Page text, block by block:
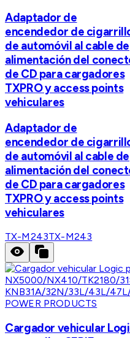
Adaptador de
encendedor de
de automóvil al cable de
alimentación del
de CD para cargadores
TXPRO y access points
vehiculares
Adaptador de
encendedor de
de automóvil al cable de
alimentación del
de CD para cargadores
TXPRO y access points
vehiculares
TX-M243TX-M243
POWER PRODUCTS
Cargador vehicular